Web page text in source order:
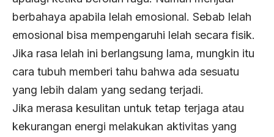
berbahaya apabila lelah emosional. Sebab lelah
emosional bisa mempengaruhi lelah secara fisik.
Jika rasa lelah ini berlangsung lama, mungkin itu
cara tubuh memberi tahu bahwa ada sesuatu
yang lebih dalam yang sedang terjadi.
Jika merasa kesulitan untuk tetap terjaga atau
kekurangan energi melakukan aktivitas yang